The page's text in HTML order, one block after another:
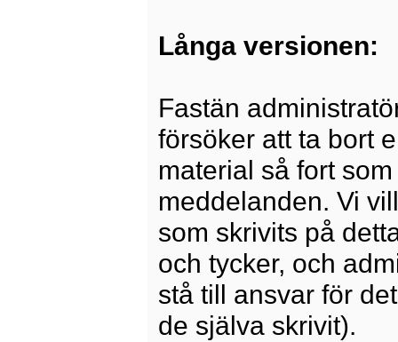
Långa versionen:
Fastän
försöker att ta bort
material så fort
meddelanden. Vi
som skrivits på
och tycker, och
stå till ansvar för
de själva skrivit).